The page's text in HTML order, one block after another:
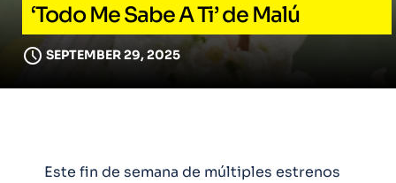
‘Todo Me Sabe A Ti’ de Malú
SEPTEMBER 29, 2025
Este fin de semana de múltiples estrenos